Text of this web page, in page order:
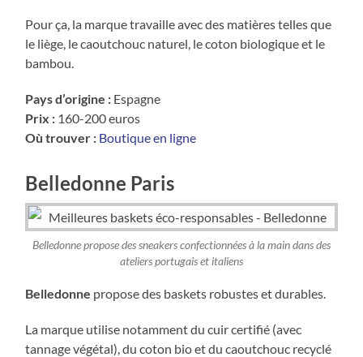
Pour ça, la marque travaille avec des matières telles que
le liège, le caoutchouc naturel, le coton biologique et le
bambou.
Pays d’origine : Espagne
Prix : 160-200 euros
Où trouver : Boutique en ligne
Belledonne Paris
Belledonne propose des sneakers confectionnées à la main dans des
ateliers portugais et italiens
Belledonne propose des baskets robustes et durables.
La marque utilise notamment du cuir certifié (avec
tannage végétal), du coton bio et du caoutchouc recyclé